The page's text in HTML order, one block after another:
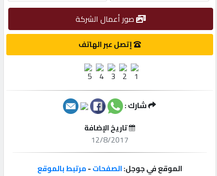
الاحصائيات
إتصل
صور أعمال الشركة
إتصل عبر الهاتف
شارك :
تاريخ الإضافة
12/8/2017
الموقع في جوجل:الصفحات-مرتبط بالموقع